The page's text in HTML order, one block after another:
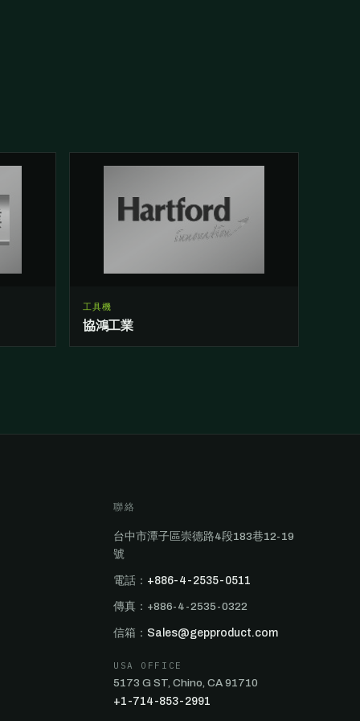
工具機
協鴻工業
聯絡
台中市潭子區崇德路4段183巷12-19
號
電話： +886-4-2535-0511
傳真：+886-4-2535-0322
信箱： Sales@gepproduct.com
USA OFFICE
5173 G ST, Chino, CA 91710
+1-714-853-2991